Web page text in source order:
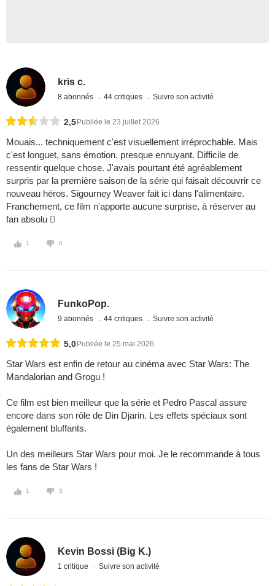
kris c.
8 abonnés 44 critiques Suivre son activité
2,5 Publiée le 23 juillet 2026
Mouais... techniquement c'est visuellement irréprochable. Mais
c'est longuet, sans émotion. presque ennuyant. Difficile de
ressentir quelque chose. J'avais pourtant été agréablement
surpris par la première saison de la série qui faisait découvrir ce
nouveau héros. Sigourney Weaver fait ici dans l'alimentaire.
Franchement, ce film n'apporte aucune surprise, à réserver au
fan absolu 
1 0
FunkoPop.
9 abonnés 44 critiques Suivre son activité
5,0 Publiée le 25 mai 2026
Star Wars est enfin de retour au cinéma avec Star Wars: The
Mandalorian and Grogu !
Ce film est bien meilleur que la série et Pedro Pascal assure
encore dans son rôle de Din Djarin. Les effets spéciaux sont
également bluffants.
Un des meilleurs Star Wars pour moi. Je le recommande à tous
les fans de Star Wars !
1 3
Kevin Bossi (Big K.)
1 critique Suivre son activité